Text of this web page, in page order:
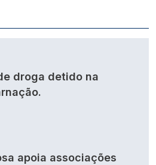
droga detido na
apoia associações